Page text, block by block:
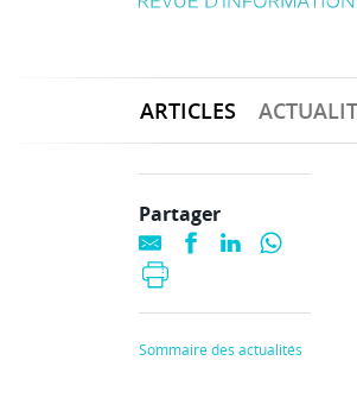
ARTICLES
Partager
Sommaire des actualités